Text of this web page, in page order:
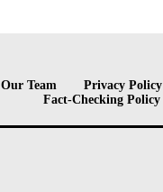
Our Team Privacy Policy
Fact-Checking Policy